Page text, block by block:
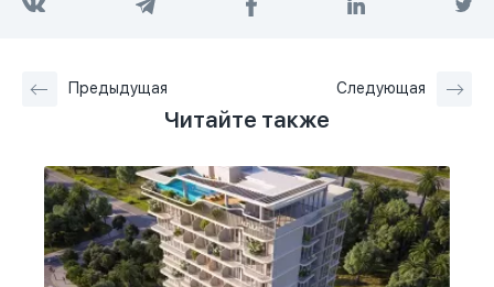
Предыдущая Следующая
Читайте также